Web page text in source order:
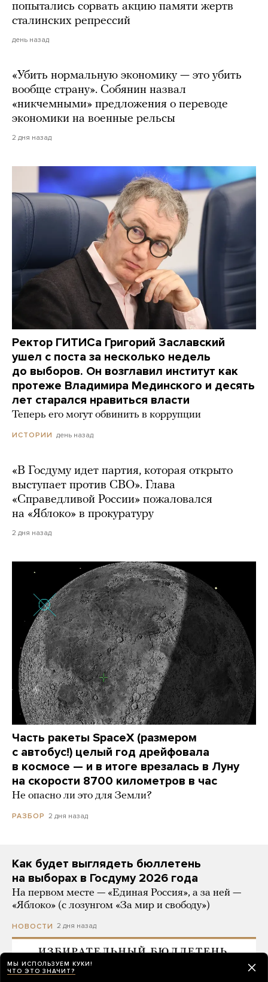
попытались сорвать акцию памяти жертв
сталинских репрессий
день назад
«Убить нормальную экономику — это убить
вообще страну». Собянин назвал
«никчемными» предложения о переводе
экономики на военные рельсы
2 дня назад
Ректор ГИТИСа Григорий Заславский
ушел с поста за несколько недель
до выборов. Он возглавил институт как
протеже Владимира Мединского и десять
лет старался нравиться власти
Теперь его могут обвинить в коррупции
ИСТОРИИ день назад
«В Госдуму идет партия, которая открыто
выступает против СВО». Глава
«Справедливой России» пожаловался
на «Яблоко» в прокуратуру
2 дня назад
Часть ракеты SpaceX (размером
с автобус!) целый год дрейфовала
в космосе — и в итоге врезалась в Луну
на скорости 8700 километров в час
Не опасно ли это для Земли?
РАЗБОР 2 дня назад
Как будет выглядеть бюллетень
на выборах в Госдуму 2026 года
На первом месте — «Единая Россия», а за ней —
«Яблоко» (с лозунгом «За мир и свободу»)
НОВОСТИ 2 дня назад
МЫ ИСПОЛЬЗУЕМ КУКИ!
ЧТО ЭТО ЗНАЧИТ?